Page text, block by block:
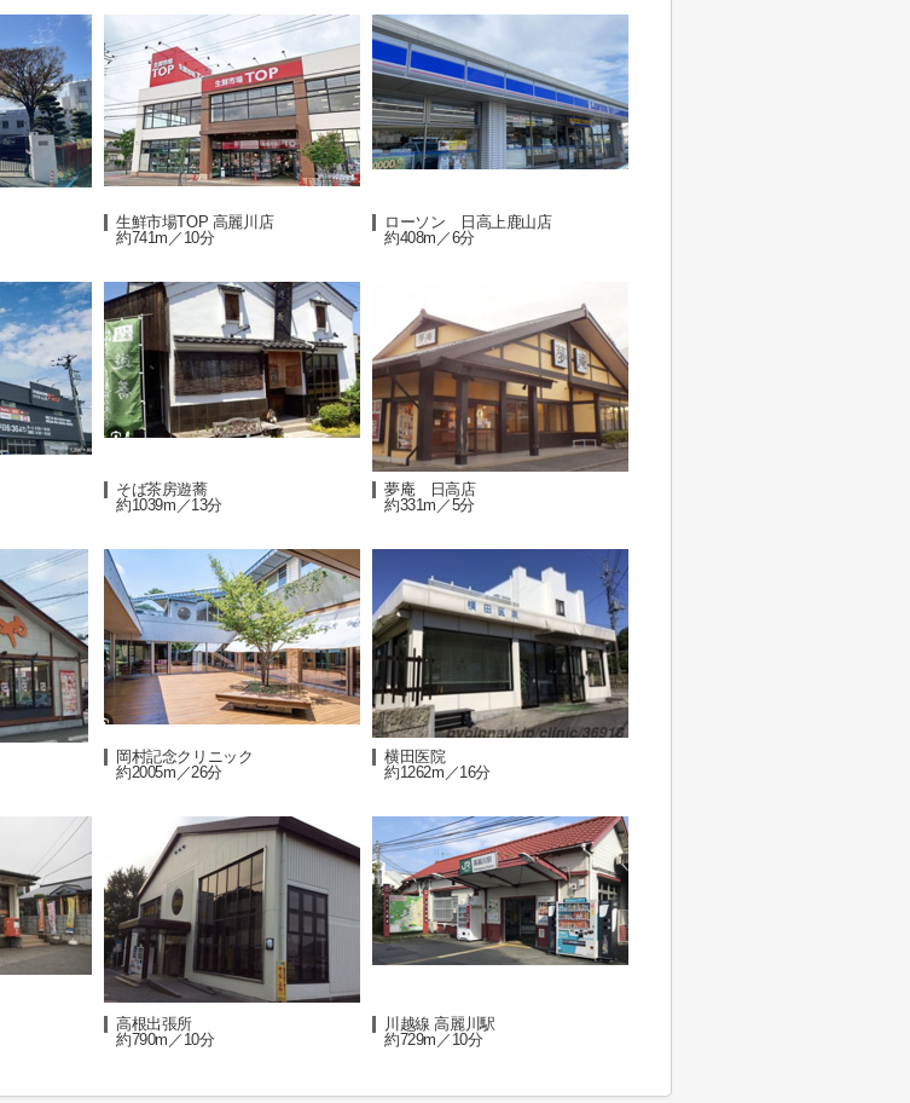
生鮮市場TOP 高麗川店
約741m／10分
ローソン 日高上鹿山店
約408m／6分
そば茶房遊蕎
約1039m／13分
夢庵 日高店
約331m／5分
岡村記念クリニック
約2005m／26分
横田医院
約1262m／16分
高根出張所
約790m／10分
川越線 高麗川駅
約729m／10分